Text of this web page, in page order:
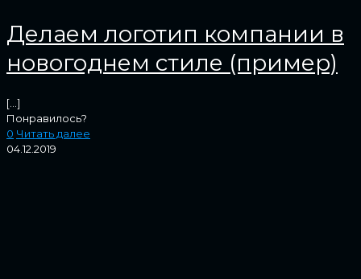
Делаем логотип компании в
новогоднем стиле (пример)
[…]
Понравилось?
0 Читать далее
04.12.2019